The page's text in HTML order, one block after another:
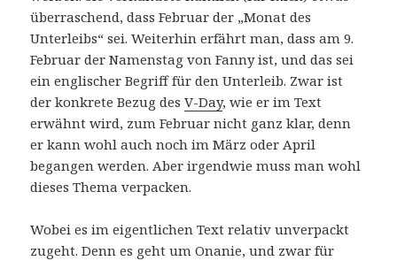
überraschend, dass Februar der „Monat des
Unterleibs“ sei. Weiterhin erfährt man, dass am 9.
Februar der Namenstag von Fanny ist, und das sei
ein englischer Begriff für den Unterleib. Zwar ist
der konkrete Bezug desV-Day, wie er im Text
erwähnt wird, zum Februar nicht ganz klar, denn
er kann wohl auch noch im März oder April
begangen werden. Aber irgendwie muss man wohl
dieses Thema verpacken.
Wobei es im eigentlichen Text relativ unverpackt
zugeht. Denn es geht um Onanie, und zwar für